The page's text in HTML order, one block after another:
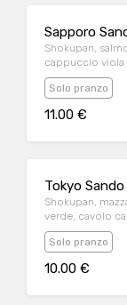
Sapporo
Shokupan,
cappuccio viola
Solo pranzo
11.00 €
Tokyo Sando
Shokupan,
verde, cavolo
mayo all’aneto
Solo pranzo
10.00 €